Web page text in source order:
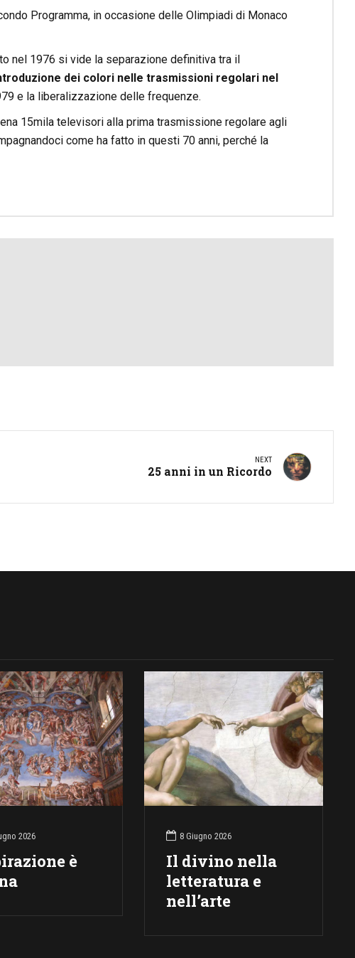
Programma, in occasione delle Olimpiadi di Monaco
nel 1976 si vide la separazione definitiva tra il
dei colori nelle trasmissioni regolari nel
e la liberalizzazione delle frequenze.
15mila televisori alla prima trasmissione regolare agli
come ha fatto in questi 70 anni, perché la
NEXT
25 anni in un Ricordo
2026
è
8 Giugno 2026
Il divino nella
letteratura e
nell’arte